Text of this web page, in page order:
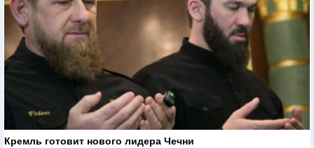
Кремль готовит нового лидера Чечни